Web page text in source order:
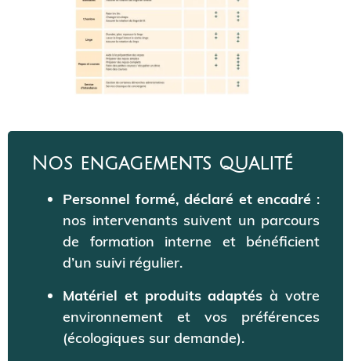
Nos engagements qualité
Personnel formé, déclaré et encadré :
nos intervenants suivent un parcours
de formation interne et bénéficient
d’un suivi régulier.
Matériel et produits adaptés à votre
environnement et vos préférences
(écologiques sur demande).